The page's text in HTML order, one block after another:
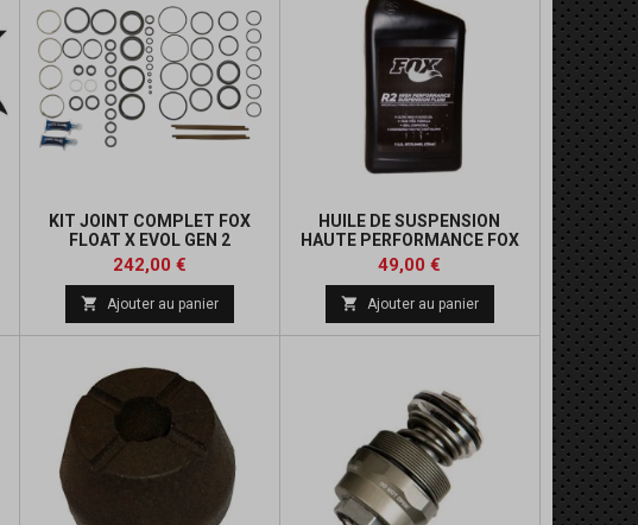
KIT JOINT COMPLET FOX
FLOAT X EVOL GEN 2
Prix
242,00 €
 Ajouter au panier
HUILE DE SUSPENSION
HAUTE PERFORMANCE FOX
R2
Prix
49,00 €
 Ajouter au panier